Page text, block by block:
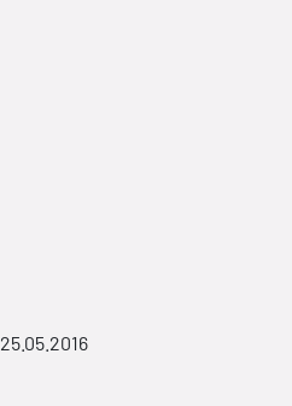
25.05.2016